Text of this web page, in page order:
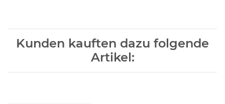
Kunden kauften dazu folgende
Artikel: